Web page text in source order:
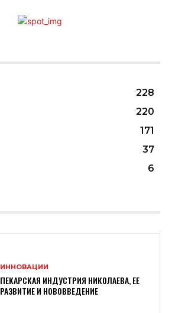
228
220
171
37
6
ИННОВАЦИИ
ПЕКАРСКАЯ ИНДУСТРИЯ НИКОЛАЕВА, ЕЕ
РАЗВИТИЕ И НОВОВВЕДЕНИЕ